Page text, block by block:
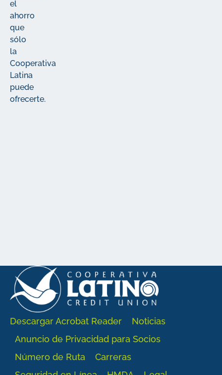
el
ahorro
que
sólo
la
Cooperativa
Latina
puede
ofrecerte.
Descargar Acrobat Reader
Noticias
Anuncio de Privacidad para Socios
Número de Ruta
Carreras